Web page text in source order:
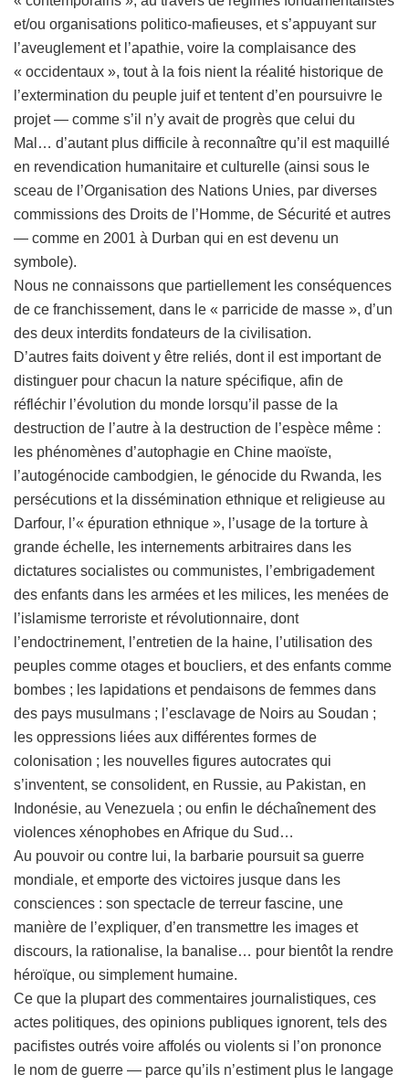
et/ou organisations politico-mafieuses, et s’appuyant sur
l’aveuglement et l’apathie, voire la complaisance des
« occidentaux », tout à la fois nient la réalité historique de
l’extermination du peuple juif et tentent d’en poursuivre le
projet — comme s’il n’y avait de progrès que celui du
Mal… d’autant plus difficile à reconnaître qu’il est maquillé
en revendication humanitaire et culturelle (ainsi sous le
sceau de l’Organisation des Nations Unies, par diverses
commissions des Droits de l’Homme, de Sécurité et autres
— comme en 2001 à Durban qui en est devenu un
symbole).
Nous ne connaissons que partiellement les conséquences
de ce franchissement, dans le « parricide de masse », d’un
des deux interdits fondateurs de la civilisation.
D’autres faits doivent y être reliés, dont il est important de
distinguer pour chacun la nature spécifique, afin de
réfléchir l’évolution du monde lorsqu’il passe de la
destruction de l’autre à la destruction de l’espèce même :
les phénomènes d’autophagie en Chine maoïste,
l’autogénocide cambodgien, le génocide du Rwanda, les
persécutions et la dissémination ethnique et religieuse au
Darfour, l’« épuration ethnique », l’usage de la torture à
grande échelle, les internements arbitraires dans les
dictatures socialistes ou communistes, l’embrigadement
des enfants dans les armées et les milices, les menées de
l’islamisme terroriste et révolutionnaire, dont
l’endoctrinement, l’entretien de la haine, l’utilisation des
peuples comme otages et boucliers, et des enfants comme
bombes ; les lapidations et pendaisons de femmes dans
des pays musulmans ; l’esclavage de Noirs au Soudan ;
les oppressions liées aux différentes formes de
colonisation ; les nouvelles figures autocrates qui
s’inventent, se consolident, en Russie, au Pakistan, en
Indonésie, au Venezuela ; ou enfin le déchaînement des
violences xénophobes en Afrique du Sud…
Au pouvoir ou contre lui, la barbarie poursuit sa guerre
mondiale, et emporte des victoires jusque dans les
consciences : son spectacle de terreur fascine, une
manière de l’expliquer, d’en transmettre les images et
discours, la rationalise, la banalise… pour bientôt la rendre
héroïque, ou simplement humaine.
Ce que la plupart des commentaires journalistiques, ces
actes politiques, des opinions publiques ignorent, tels des
pacifistes outrés voire affolés ou violents si l’on prononce
le nom de guerre — parce qu’ils n’estiment plus le langage